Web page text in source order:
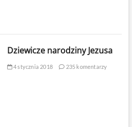
Dziewicze narodziny Jezusa
4 stycznia 2018 235 komentarzy